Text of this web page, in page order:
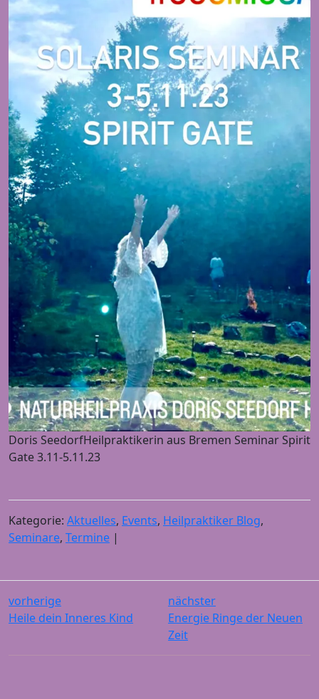
Doris SeedorfHeilpraktikerin aus Bremen Seminar Spirit
Gate 3.11-5.11.23
Kategorie: Aktuelles, Events, Heilpraktiker Blog,
Seminare, Termine |
vorherige
Heile dein Inneres Kind
nächster
Energie Ringe der Neuen
Zeit